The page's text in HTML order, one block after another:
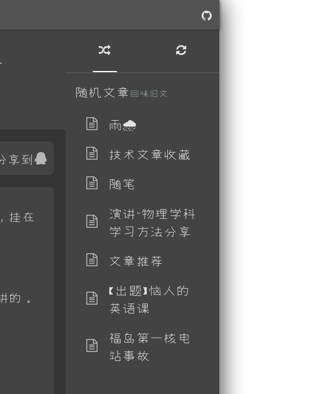
享到
挂在
的。
随机文章 回味旧文
雨🌧
技术文章收藏
随笔
演讲-物理学科
学习方法分享
文章推荐
【出题】恼人的
英语课
福岛第一核电
站事故